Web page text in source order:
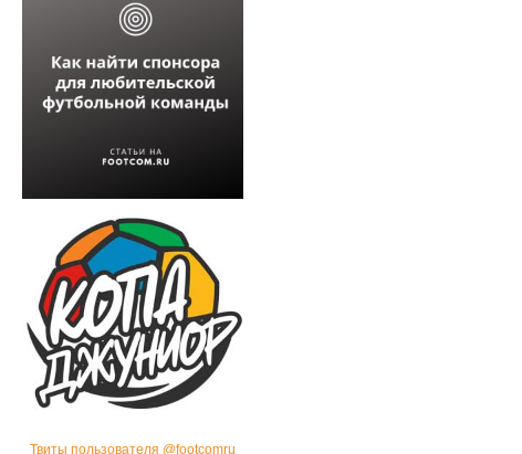
Твиты пользователя @footcomru